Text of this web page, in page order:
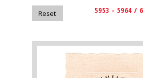
magazine
Magazine
5953 - 5964 /